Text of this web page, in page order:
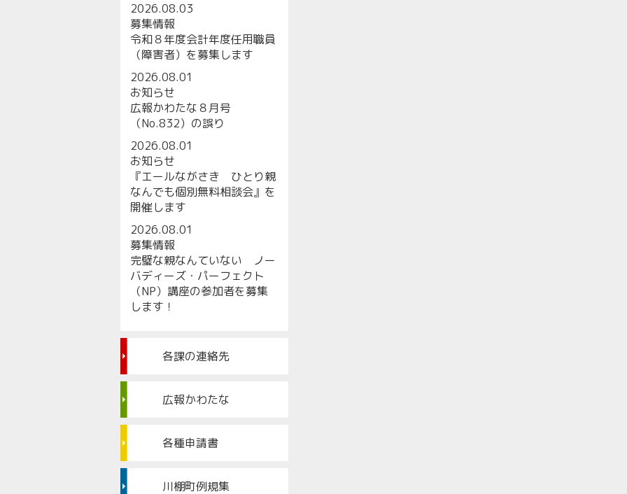
2026.08.03
募集情報
令和８年度会計年度任用職員
（障害者）を募集します
2026.08.01
お知らせ
広報かわたな８月号
（No.832）の誤り
2026.08.01
お知らせ
『エールながさき ひとり親
なんでも個別無料相談会』を
開催します
2026.08.01
募集情報
完璧な親なんていない ノー
バディーズ・パーフェクト
（NP）講座の参加者を募集
します！
各課の連絡先
広報かわたな
各種申請書
川棚町例規集